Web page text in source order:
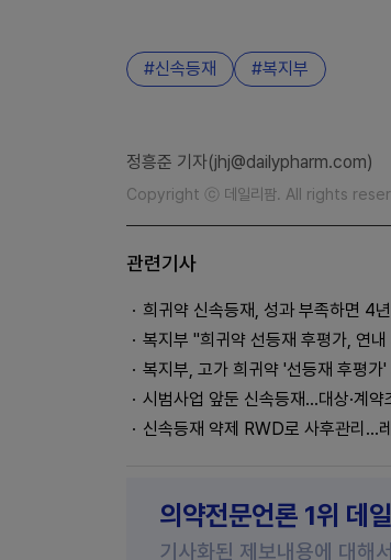
신속등재 복지부
정흥준 기자(jhj@dailypharm.com)
Copyright ⓒ 데일리팜. All rights
관련기사
희귀약 신속등재, 성과 부족하면 4
복지부 "희귀약 선등재 후평가, 연
복지부, 고가 희귀약 '선등재 후평가
시범사업 앞둔 신속등재...대상·계약
신속등재 약제 RWD로 사후관리...
의약전문언론 1위 데
기사화된 제보내용에 대해